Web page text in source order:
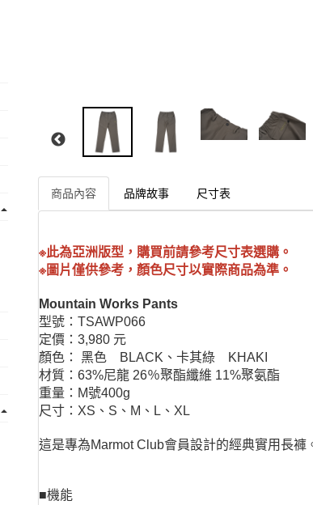
商品內容 品牌故事 尺寸表
※此為亞洲版型，購買前請參考尺寸表選購。
※圖片僅供參考，顏色尺寸以實際商品為準。
Mountain Works Pants
型號：TSAWP066
定價：3,980 元
顏色： 黑色 BLACK、卡其綠 KHAKI
材質：63%尼龍 26％聚酯纖維 11%聚氨酯
重量：M號400g
尺寸：XS、S、M、L、XL
這是專為Marmot Club會員設計的經典實用長
■機能